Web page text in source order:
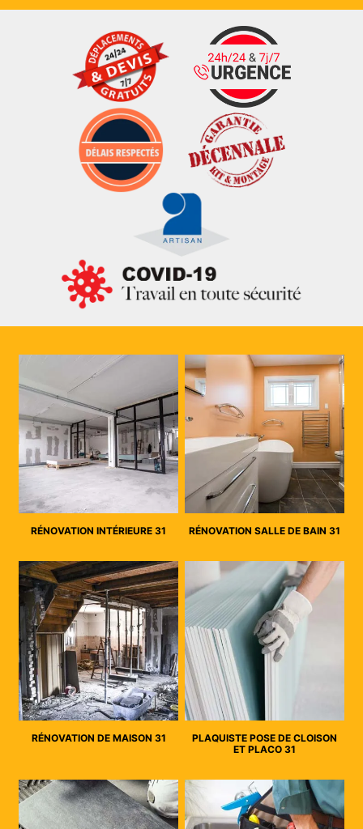
RÉNOVATION INTÉRIEURE 31 RÉNOVATION SALLE DE BAIN 31
RÉNOVATION DE MAISON 31
PLAQUISTE POSE DE CLOISON
ET PLACO 31